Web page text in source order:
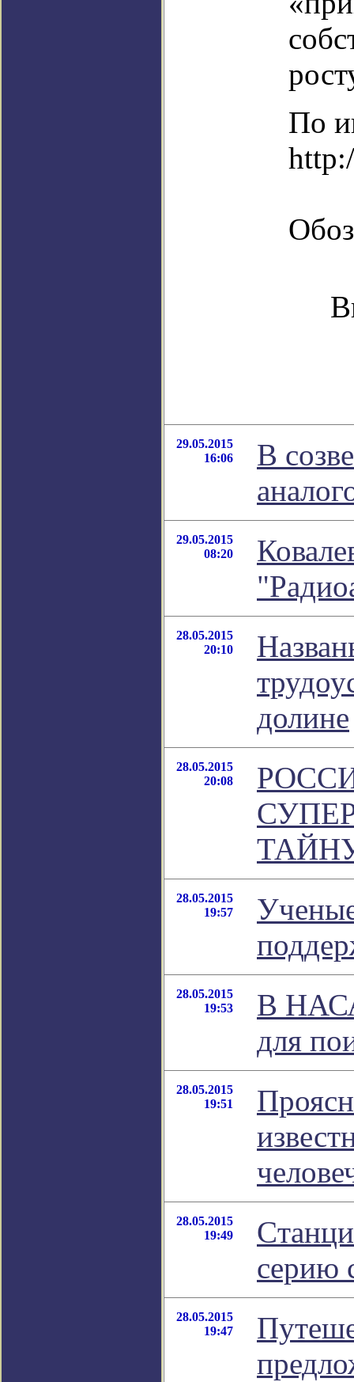
По
29.05.2015
16:06
В
29.05.2015
08:20
28.05.2015
20:10
долине
28.05.2015
20:08
28.05.2015
19:57
28.05.2015
19:53
В
для
28.05.2015
19:51
28.05.2015
19:49
серию
28.05.2015
19:47